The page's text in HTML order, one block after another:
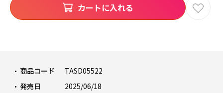
商品コード
TASD05522
発売日
2025/06/18
カートに入れる